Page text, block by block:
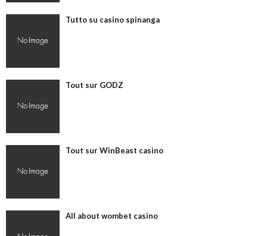
Tutto su casino spinanga
Tout sur GODZ
Tout sur WinBeast casino
All about wombet casino